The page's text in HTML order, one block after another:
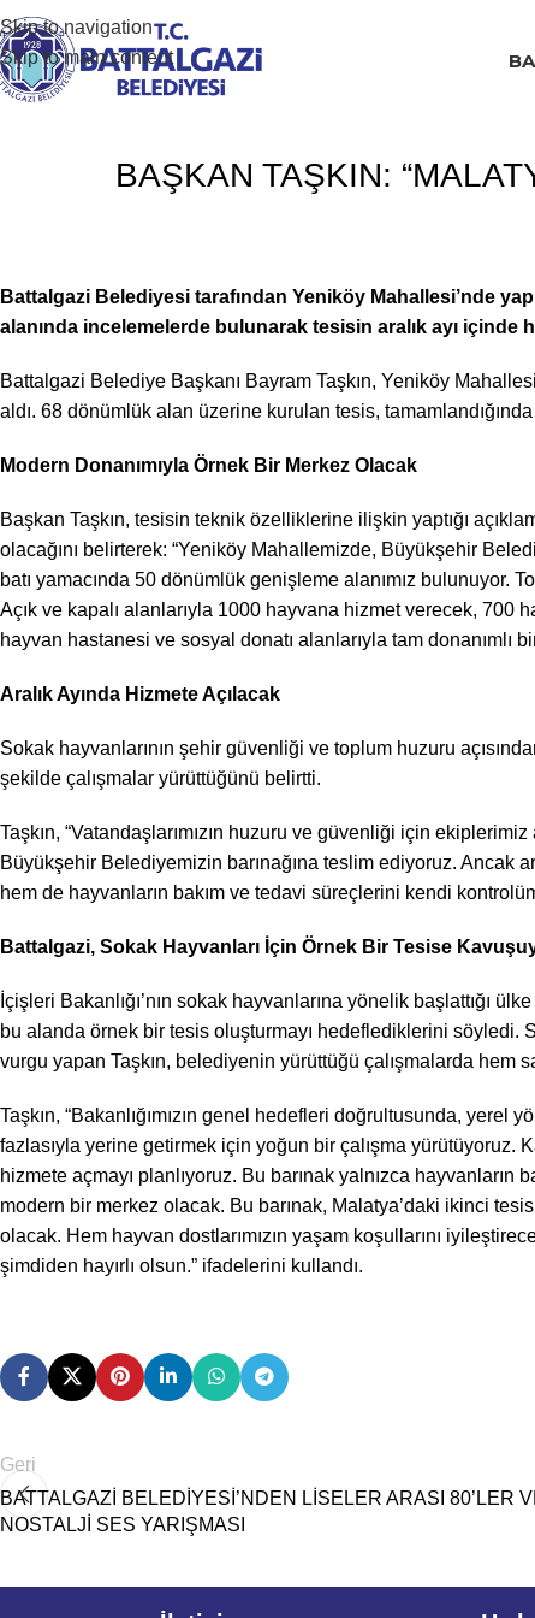
Skip to navigation
Skip to main content
BAŞKAN TAŞKIN:
Battalgazi Belediyesi tarafından Yeniköy Mahallesi’nde
alanında incelemelerde bulunarak tesisin aralık ayı içinde
Battalgazi Belediye Başkanı Bayram Taşkın, Yeniköy
aldı. 68 dönümlük alan üzerine kurulan tesis,
Modern Donanımıyla Örnek Bir Merkez Olacak
Başkan Taşkın, tesisin teknik özelliklerine ilişkin yaptığı
olacağını belirterek: “Yeniköy Mahallemizde, Büyükşehir
batı yamacında 50 dönümlük genişleme alanımız bulunuyor.
Açık ve kapalı alanlarıyla 1000 hayvana hizmet verecek, 700
hayvan hastanesi ve sosyal donatı alanlarıyla tam donanımlı
Aralık Ayında Hizmete Açılacak
Sokak hayvanlarının şehir güvenliği ve toplum huzuru
şekilde çalışmalar yürüttüğünü belirtti.
Taşkın, “Vatandaşlarımızın huzuru ve güvenliği için
Büyükşehir Belediyemizin barınağına teslim ediyoruz. Ancak
hem de hayvanların bakım ve tedavi süreçlerini kendi
Battalgazi, Sokak Hayvanları İçin Örnek Bir Tesise
İçişleri Bakanlığı’nın sokak hayvanlarına yönelik başlattığı
bu alanda örnek bir tesis oluşturmayı hedeflediklerini söyledi.
vurgu yapan Taşkın, belediyenin yürüttüğü çalışmalarda hem
Taşkın, “Bakanlığımızın genel hedefleri doğrultusunda,
fazlasıyla yerine getirmek için yoğun bir çalışma yürütüyoruz.
hizmete açmayı planlıyoruz. Bu barınak yalnızca
modern bir merkez olacak. Bu barınak, Malatya’daki ikinci
olacak. Hem hayvan dostlarımızın yaşam koşullarını
şimdiden hayırlı olsun.” ifadelerini kullandı.
Geri
BATTALGAZİ BELEDİYESİ’NDEN LİSELER ARASI 80’LER
NOSTALJİ SES YARIŞMASI